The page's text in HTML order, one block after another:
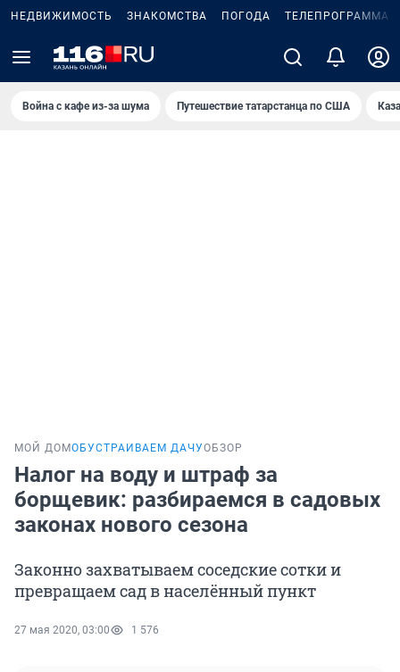
НЕДВИЖИМОСТЬ ЗНАКОМСТВА ПОГОДА ТЕЛЕПРОГРАММА
Война с кафе из-за шума Путешествие татарстанца по США
МОЙ ДОМОБУСТРАИВАЕМ ДАЧУОБЗОР
Налог на воду и штраф за
борщевик: разбираемся в садовых
законах нового сезона
Законно захватываем соседские сотки и
превращаем сад в населённый пункт
27 мая 2020, 03:00 1 576